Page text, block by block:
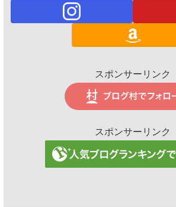
スポンサーリンク
スポンサーリンク